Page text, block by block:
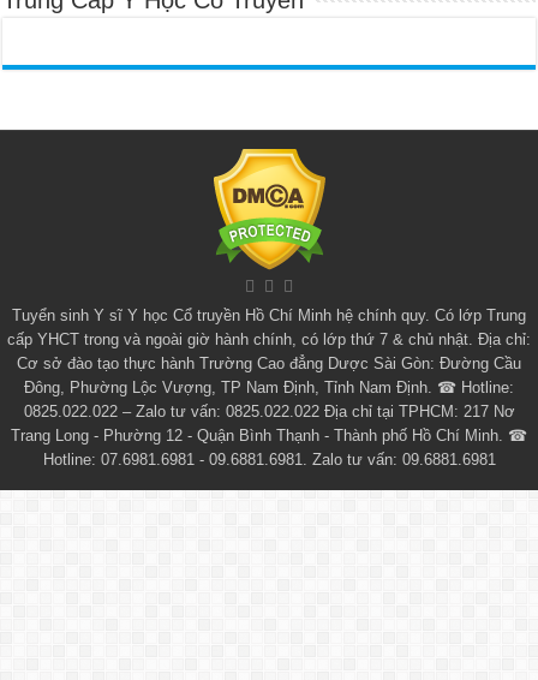
Tuyển sinh Y sĩ Y học Cổ truyền Hồ Chí Minh hệ chính quy. Có lớp Trung
cấp YHCT trong và ngoài giờ hành chính, có lớp thứ 7 & chủ nhật. Địa chỉ:
Cơ sở đào tạo thực hành Trường Cao đẳng Dược Sài Gòn: Đường Cầu
Đông, Phường Lộc Vượng, TP Nam Định, Tỉnh Nam Định. ☎ Hotline:
0825.022.022 – Zalo tư vấn: 0825.022.022 Địa chỉ tại TPHCM: 217 Nơ
Trang Long - Phường 12 - Quận Bình Thạnh - Thành phố Hồ Chí Minh. ☎
Hotline: 07.6981.6981 - 09.6881.6981. Zalo tư vấn: 09.6881.6981